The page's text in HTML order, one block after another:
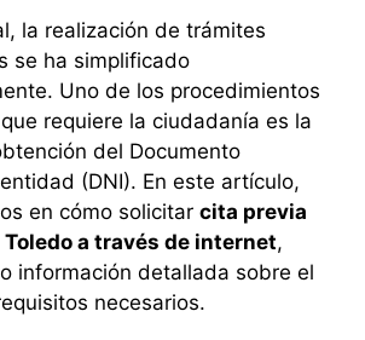
la realización de trámites
se ha simplificado
Uno de los procedimientos
requiere la ciudadanía es la
del Documento
(DNI). En este artículo,
en cómo solicitar cita previa
Toledo a través de internet,
información detallada sobre el
necesarios.